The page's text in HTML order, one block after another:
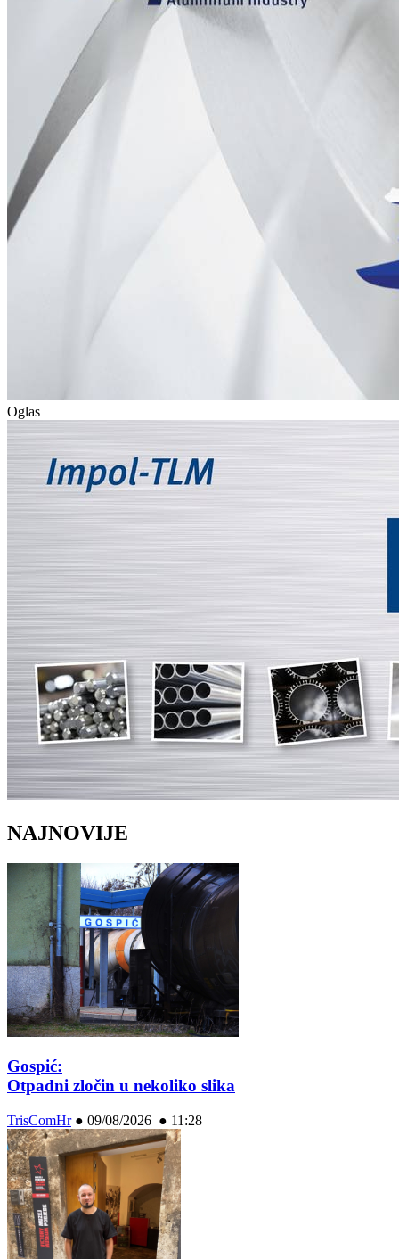
Oglas
NAJNOVIJE
Gospić:
Otpadni zločin u nekoliko slika
TrisComHr● 09/08/2026 ● 11:28